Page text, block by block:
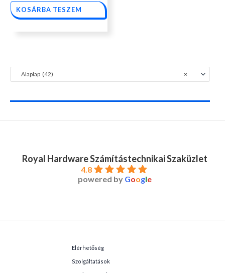
×
Alaplap (42)
KOSÁRBA TESZEM
Royal Hardware Számítástechnikai Szaküzlet
4.8
powered by Google
Elérhetőség
Szolgáltatások